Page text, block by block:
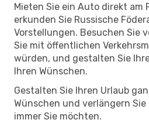
Mieten Sie ein Auto direkt am
erkunden Sie Russische
Vorstellungen. Besuchen Sie
Sie mit öffentlichen
würden, und gestalten Sie
Ihren Wünschen.
Gestalten Sie Ihren Urlaub
Wünschen und verlängern
immer Sie möchten.